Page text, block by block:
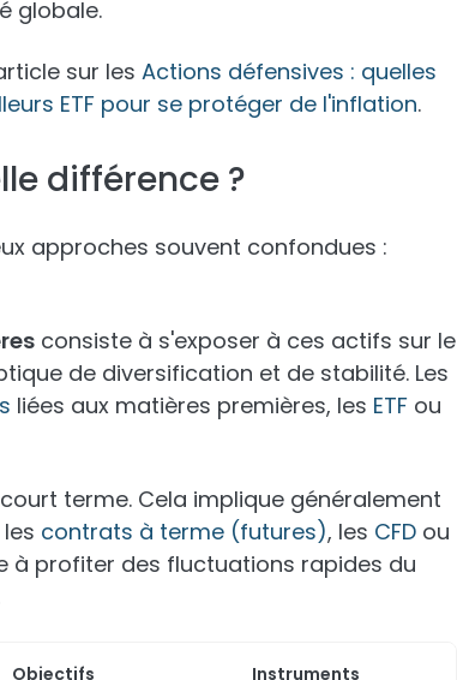
globale.
sur les Actions défensives : quelles
ETF pour se protéger de l'inflation.
différence ?
approches souvent confondues :
consiste à s'exposer à ces actifs sur le
de diversification et de stabilité. Les
liées aux matières premières, les ETF ou
terme. Cela implique généralement
contrats à terme (futures), les CFD ou
à profiter des fluctuations rapides du
Objectifs Instruments